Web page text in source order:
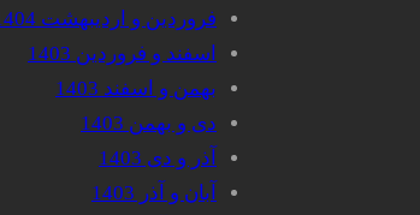
فروردین و اردیبهشت 1404
اسفند و فروردین 1403
بهمن و اسفند 1403
دی و بهمن 1403
آذر و دی 1403
آبان و آذر 1403